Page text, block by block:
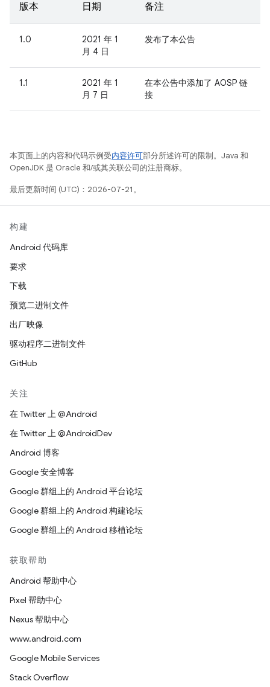
版本 日期 备注
1.0
2021 年 1
月 4 日
发布了本公告
1.1
2021 年 1
月 7 日
在本公告中添加了 AOSP 链
接
本页面上的内容和代码示例受内容许可部分所述许可的限制。Java 和
OpenJDK 是 Oracle 和/或其关联公司的注册商标。
最后更新时间 (UTC)：2026-07-21。
构建
Android 代码库
要求
下载
预览二进制文件
出厂映像
驱动程序二进制文件
GitHub
关注
在 Twitter 上 @Android
在 Twitter 上 @AndroidDev
Android 博客
Google 安全博客
Google 群组上的 Android 平台论坛
Google 群组上的 Android 构建论坛
Google 群组上的 Android 移植论坛
获取帮助
Android 帮助中心
Pixel 帮助中心
Nexus 帮助中心
www.android.com
Google Mobile Services
Stack Overflow